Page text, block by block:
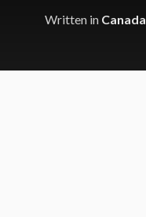
Written in Canada